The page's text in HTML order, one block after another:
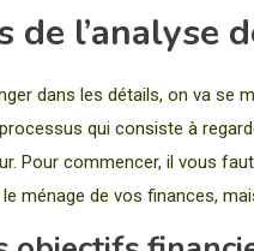
de l’analyse
dans les détails, on va se
qui consiste à
Pour commencer, il vous
ménage de vos finances,